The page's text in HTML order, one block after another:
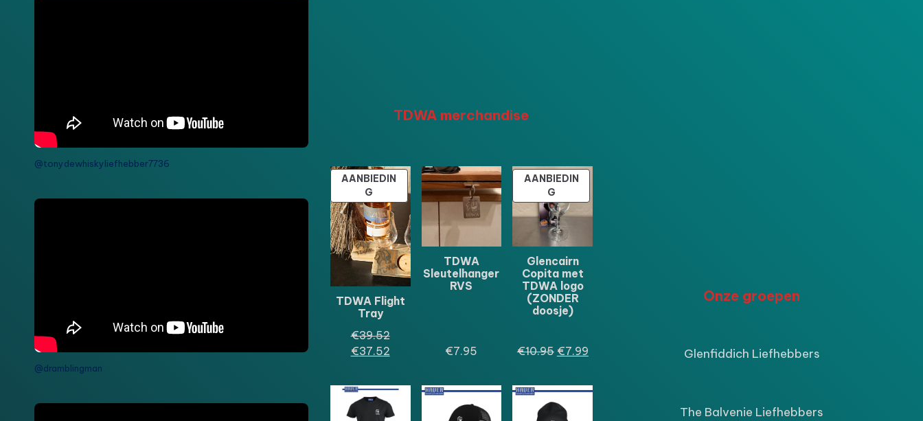
@tonydewhiskyliefhebber7736
@dramblingman
TDWA merchandise
AANBIEDIN
G PRODUCT
IN
DE
UITVERKOOP
TDWA Flight
Tray
€39.52Oorspronkelijke
prijs
€39.52.
€37.52Huidige
is:
€37.52.
TDWA
Sleutelhanger
RVS
€7.95
AANBIEDIN
GPRODUCT
IN
DE
UITVERKOOP
Glencairn
Copita met
TDWA logo
(ZONDER
doosje)
€10.95 Oorspronkelijke
was:
€7.99Huidige
is:
Onze groepen
Glenfiddich Liefhebbers
The Balvenie Liefhebbers